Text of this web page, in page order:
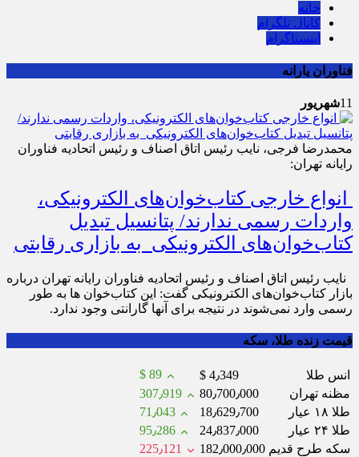
خانه
کانال تلگرام
اینستاگرام
فناوران یارانه
11شهریور
محمدرضا فرجی، نایب رئیس اتاق اصناف و رئیس اتحادیه فناوران
رایانه تهران:
انواع خارجی کتاب‌خوان‌های الکترونیکی،
واردات رسمی ندارند/ پتانسیل تبدیل
کتاب‌خوان‌های الکترونیکی به بازاری رقابتی
نایب رئیس اتاق اصناف و رئیس اتحادیه فناوران رایانه تهران درباره
بازار کتاب‌خوان‌های الکترونیکی گفت: این کتاب‌خوان ‌ها به ‌طور
رسمی وارد نمی‌شوند در نتیجه برای آنها گارانتی وجود ندارد.
قیمت زنده طلا، سکه
انس طلا $ 4٫349
$ 89
مظنه تهران
80٫700٫000
307٫919
طلا ۱۸ عیار
18٫629٫700
71٫043
طلا ۲۴ عیار
24٫837٫000
95٫286
سکه طرح قدیم 182٫000٫000
225٫121